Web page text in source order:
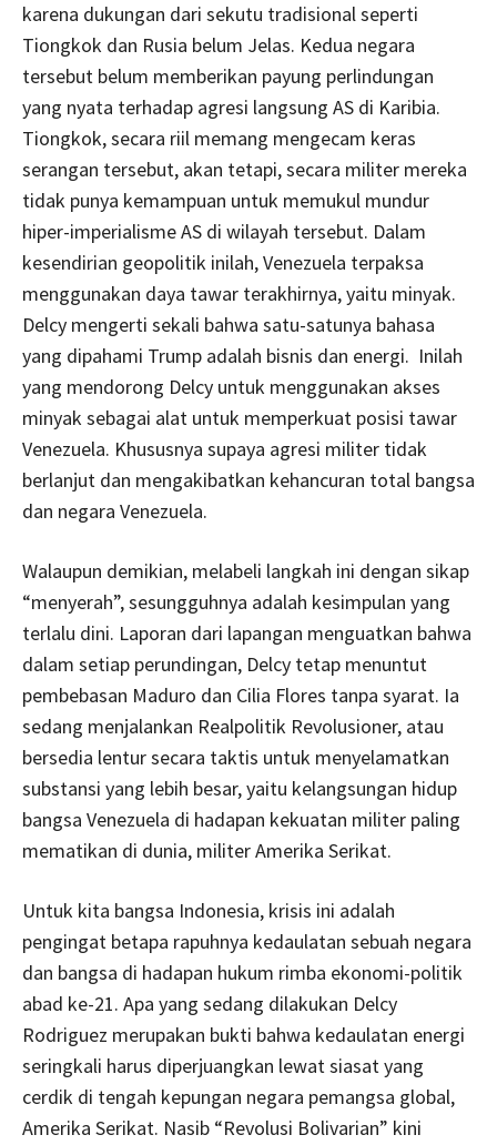
karena dukungan dari sekutu tradisional seperti
Tiongkok dan Rusia belum Jelas. Kedua negara
tersebut belum memberikan payung perlindungan
yang nyata terhadap agresi langsung AS di Karibia.
Tiongkok, secara riil memang mengecam keras
serangan tersebut, akan tetapi, secara militer mereka
tidak punya kemampuan untuk memukul mundur
hiper-imperialisme AS di wilayah tersebut. Dalam
kesendirian geopolitik inilah, Venezuela terpaksa
menggunakan daya tawar terakhirnya, yaitu minyak.
Delcy mengerti sekali bahwa satu-satunya bahasa
yang dipahami Trump adalah bisnis dan energi. Inilah
yang mendorong Delcy untuk menggunakan akses
minyak sebagai alat untuk memperkuat posisi tawar
Venezuela. Khususnya supaya agresi militer tidak
berlanjut dan mengakibatkan kehancuran total bangsa
dan negara Venezuela.
Walaupun demikian, melabeli langkah ini dengan sikap
“menyerah”, sesungguhnya adalah kesimpulan yang
terlalu dini. Laporan dari lapangan menguatkan bahwa
dalam setiap perundingan, Delcy tetap menuntut
pembebasan Maduro dan Cilia Flores tanpa syarat. Ia
sedang menjalankan Realpolitik Revolusioner, atau
bersedia lentur secara taktis untuk menyelamatkan
substansi yang lebih besar, yaitu kelangsungan hidup
bangsa Venezuela di hadapan kekuatan militer paling
mematikan di dunia, militer Amerika Serikat.
Untuk kita bangsa Indonesia, krisis ini adalah
pengingat betapa rapuhnya kedaulatan sebuah negara
dan bangsa di hadapan hukum rimba ekonomi-politik
abad ke-21. Apa yang sedang dilakukan Delcy
Rodriguez merupakan bukti bahwa kedaulatan energi
seringkali harus diperjuangkan lewat siasat yang
cerdik di tengah kepungan negara pemangsa global,
Amerika Serikat. Nasib “Revolusi Bolivarian” kini